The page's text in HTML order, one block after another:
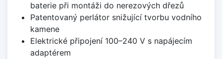
baterie při montáži do nerezových dřezů
Patentovaný perlátor snižující tvorbu vodního
kamene
Elektrické připojení 100–240 V s napájecím
adaptérem